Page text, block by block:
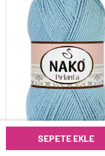
SEPETE EKLE